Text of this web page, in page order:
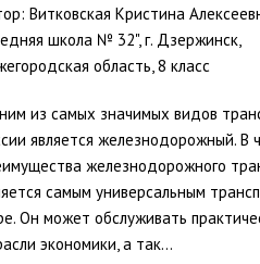
Витковская Кристина
школа № 32", г. Дзержинск,
область, 8 класс
из самых значимых видов
является железнодорожный. В
железнодорожного
самым универсальным
Он может обслуживать
экономики, а так...